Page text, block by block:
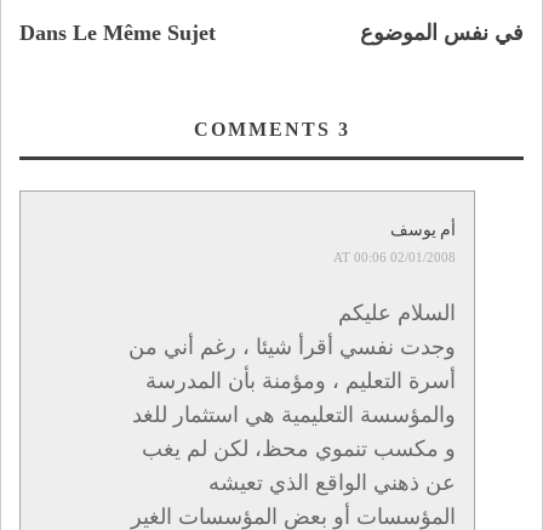
Dans Le Même Sujet في نفس الموضوع
3
أم يوسف
02/01/2008 AT 00:06
السلام عليكم
وجدت نفسي أقرأ شيئا ، رغم أني من
أسرة التعليم ، ومؤمنة بأن المدرسة
والمؤسسة التعليمية هي استثمار للغد
و مكسب تنموي محظ، لكن لم يغب
عن ذهني الواقع الذي تعيشه
المؤسسات أو بعض المؤسسات الغير